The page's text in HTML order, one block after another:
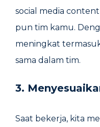
social media
pun tim kamu.
meningkat
sama dalam tim.
3.
Saat bekerja, kita